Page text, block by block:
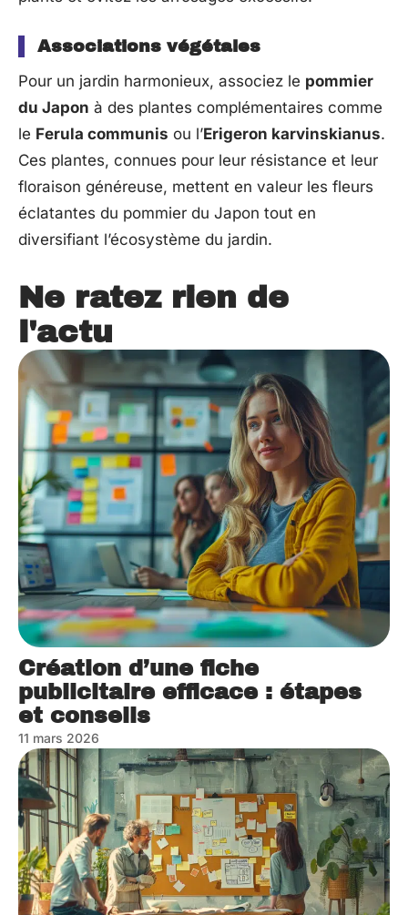
Associations végétales
Pour un jardin harmonieux, associez le pommier
du Japon à des plantes complémentaires comme
le Ferula communis ou l’Erigeron karvinskianus.
Ces plantes, connues pour leur résistance et leur
floraison généreuse, mettent en valeur les fleurs
éclatantes du pommier du Japon tout en
diversifiant l’écosystème du jardin.
Ne ratez rien de
l'actu
Création d’une fiche
publicitaire efficace : étapes
et conseils
11 mars 2026